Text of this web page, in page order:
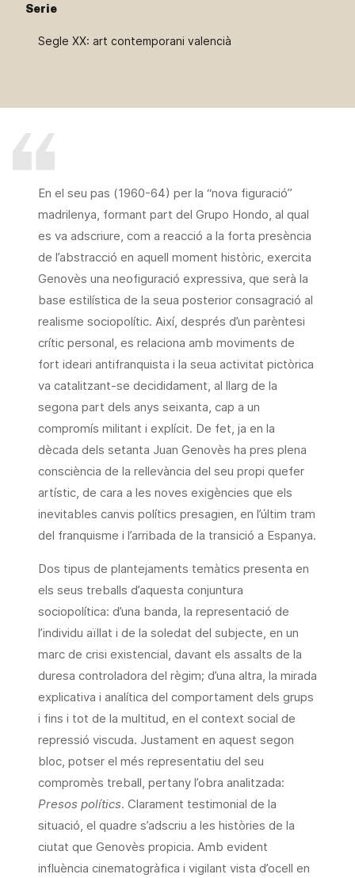
Serie
Segle XX: art contemporani valencià
En el seu pas (1960-64) per la “nova figuració”
madrilenya, formant part del Grupo Hondo, al qual
es va adscriure, com a reacció a la forta presència
de l’abstracció en aquell moment històric, exercita
Genovès una neofiguració expressiva, que serà la
base estilística de la seua posterior consagració al
realisme sociopolític. Així, després d’un parèntesi
crític personal, es relaciona amb moviments de
fort ideari antifranquista i la seua activitat pictòrica
va catalitzant-se decididament, al llarg de la
segona part dels anys seixanta, cap a un
compromís militant i explícit. De fet, ja en la
dècada dels setanta Juan Genovès ha pres plena
consciència de la rellevància del seu propi quefer
artístic, de cara a les noves exigències que els
inevitables canvis polítics presagien, en l’últim tram
del franquisme i l’arribada de la transició a Espanya.
Dos tipus de plantejaments temàtics presenta en
els seus treballs d’aquesta conjuntura
sociopolítica: d’una banda, la representació de
l’individu aïllat i de la soledat del subjecte, en un
marc de crisi existencial, davant els assalts de la
duresa controladora del règim; d’una altra, la mirada
explicativa i analítica del comportament dels grups
i fins i tot de la multitud, en el context social de
repressió viscuda. Justament en aquest segon
bloc, potser el més representatiu del seu
compromès treball, pertany l’obra analitzada:
Presos polítics. Clarament testimonial de la
situació, el quadre s’adscriu a les històries de la
ciutat que Genovès propicia. Amb evident
influència cinematogràfica i vigilant vista d’ocell en